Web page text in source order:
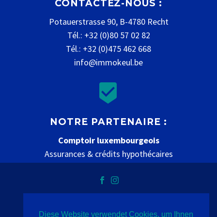
CONTACTEZ-NOUS :
Potauerstrasse 90, B-4780 Recht
Tél.: +32 (0)80 57 02 82
Tél.: +32 (0)475 462 668
info@immokeul.be


NOTRE PARTENAIRE :
Comptoir luxembourgeois
Assurances & crédits hypothécaires
Diese Website verwendet Cookies, um Ihnen